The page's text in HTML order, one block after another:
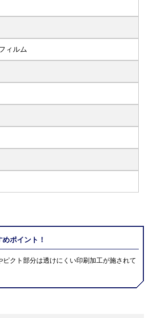
ィルム
ポイント！
ピクト部分は透けにくい印刷加工が施されて